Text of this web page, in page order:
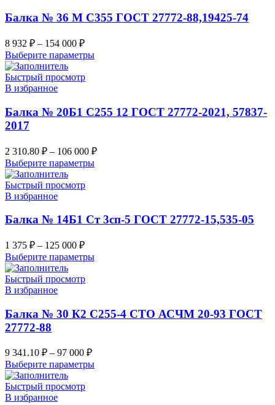
Балка № 36 М С355 ГОСТ 27772-88,19425-74
8 932 ₽ – 154 000 ₽
Выберите параметры
Быстрый просмотр
В избранное
Балка № 20Б1 С255 12 ГОСТ 27772-2021, 57837-
2017
2 310.80 ₽ – 106 000 ₽
Выберите параметры
Быстрый просмотр
В избранное
Балка № 14Б1 Ст 3сп-5 ГОСТ 27772-15,535-05
1 375 ₽ – 125 000 ₽
Выберите параметры
Быстрый просмотр
В избранное
Балка № 30 К2 С255-4 СТО АСЧМ 20-93 ГОСТ
27772-88
9 341.10 ₽ – 97 000 ₽
Выберите параметры
Быстрый просмотр
В избранное